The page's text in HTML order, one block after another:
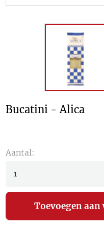
Bucatini - Alica
Aantal: